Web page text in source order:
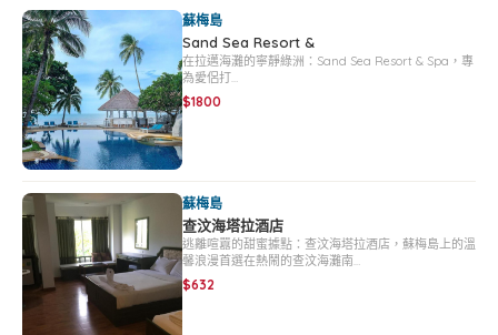
蘇梅島
Sand Sea Resort &
在拉邁海灘的寧靜綠洲：Sand Sea Resort & Spa，專
為愛侶打…
$1800
蘇梅島
查汶海塔拉酒店
逃離喧囂的甜蜜據點：查汶海塔拉酒店，蘇梅島上的溫
馨浪漫首選在熱鬧的查汶海灘南…
$632